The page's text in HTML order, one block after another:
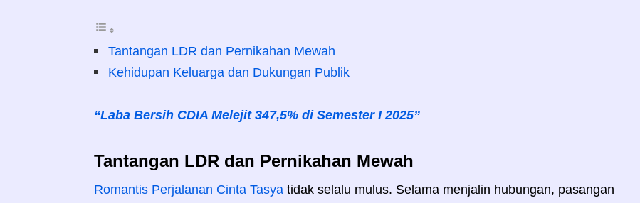
Tantangan LDR dan Pernikahan Mewah
Kehidupan Keluarga dan Dukungan Publik
“Laba Bersih CDIA Melejit 347,5% di Semester I 2025”
Tantangan LDR dan Pernikahan Mewah
Romantis Perjalanan Cinta Tasya tidak selalu mulus. Selama menjalin hubungan, pasangan